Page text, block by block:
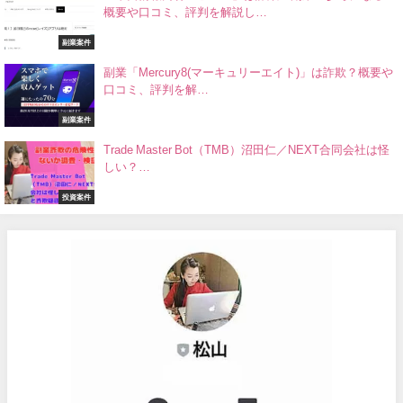
副業案件
概要や口コミ、評判を解説し…
副業案件
副業「Mercury8(マーキュリーエイト)」は詐欺？概要や
口コミ、評判を解…
投資案件
Trade Master Bot（TMB）沼田仁／NEXT合同会社は怪
しい？…